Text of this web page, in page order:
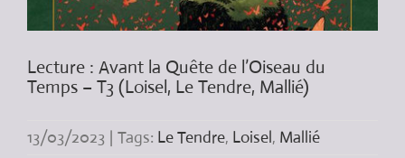
Lecture : Avant la Quête de l’Oiseau du
Temps – T3 (Loisel, Le Tendre, Mallié)
13/03/2023 | Tags: Le Tendre, Loisel, Mallié